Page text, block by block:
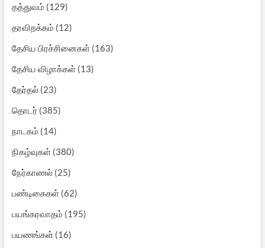
தத்துவம் (129)
தரவிறக்கம் (12)
தேசிய பிரச்சினைகள்(163)
தேசிய விழாக்கள்(13)
தேர்தல்(23)
தொடர் (385)
நாடகம் (14)
நிகழ்வுகள்(380)
நேர்காணல்(25)
பண்டிகைகள்(62)
பயங்கரவாதம் (195)
பயணங்கள்(16)